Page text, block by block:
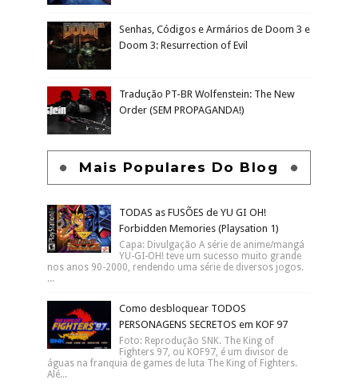
Senhas, Códigos e Armários de Doom 3 e
Doom 3: Resurrection of Evil
Tradução PT-BR Wolfenstein: The New
Order (SEM PROPAGANDA!)
Mais Populares Do Blog
TODAS as FUSÕES de YU GI OH!
Forbidden Memories (Playsation 1)
Capa: Divulgação A série de anime/mangá
YU-GI-OH! teve um sucesso muito grande
nos anos 90-2000, rendendo uma série de diversos jogos.
...
Como desbloquear TODOS
PERSONAGENS SECRETOS em KOF 97
Foto: Reprodução SNK. The King of
Fighters 97, ou KOF97, é um divisor de
águas na franquia de games de luta The King of Fighters.
Alé...